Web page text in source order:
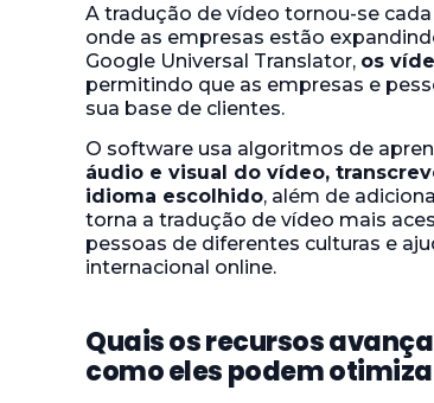
A tradução de vídeo tornou-se
onde as empresas estão
Google Universal Translator, os
permitindo que as empresas e
sua base de clientes.
O software usa algoritmos de
áudio e visual do vídeo,
idioma escolhido, além de
torna a tradução de vídeo mais
pessoas de diferentes culturas e
internacional online.
Quais os recursos
como eles podem